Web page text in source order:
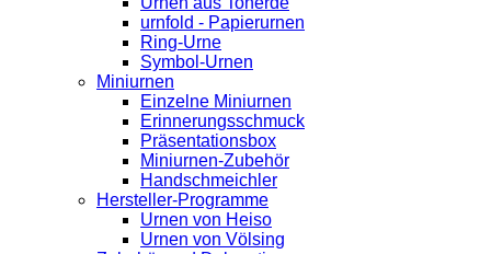
urnfold - Papierurnen
Ring-Urne
Symbol-Urnen
Miniurnen
Einzelne Miniurnen
Erinnerungsschmuck
Präsentationsbox
Miniurnen-Zubehör
Handschmeichler
Hersteller-Programme
Urnen von Heiso
Urnen von Völsing